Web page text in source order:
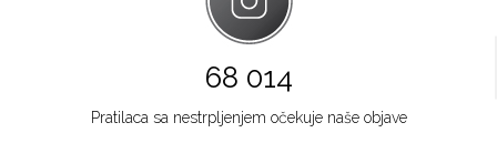
68 014
Pratilaca sa nestrpljenjem očekuje naše objave